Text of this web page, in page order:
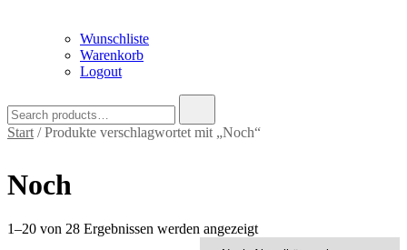
Wunschliste
Warenkorb
Logout
for:
Start / Produkte verschlagwortet mit „Noch“
Noch
1–20 von 28 Ergebnissen werden angezeigtNach